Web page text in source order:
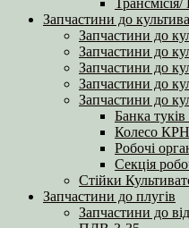
Запчастини до
Запчастини до
Запчастини до
Запчастини до
Запчастини до
Запчастини до
Банка
Колесо
Робочі
Секція
Стійки
Запчастини до плугів
Запчастини до